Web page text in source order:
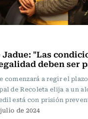
"Las
deben ser
comenzará a regir el
de Recoleta elija a un
está con prisión
de 2024